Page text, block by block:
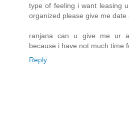
type of feeling i want leasing
organized please give me
ranjana can u give me ur
because i have not much time
Reply